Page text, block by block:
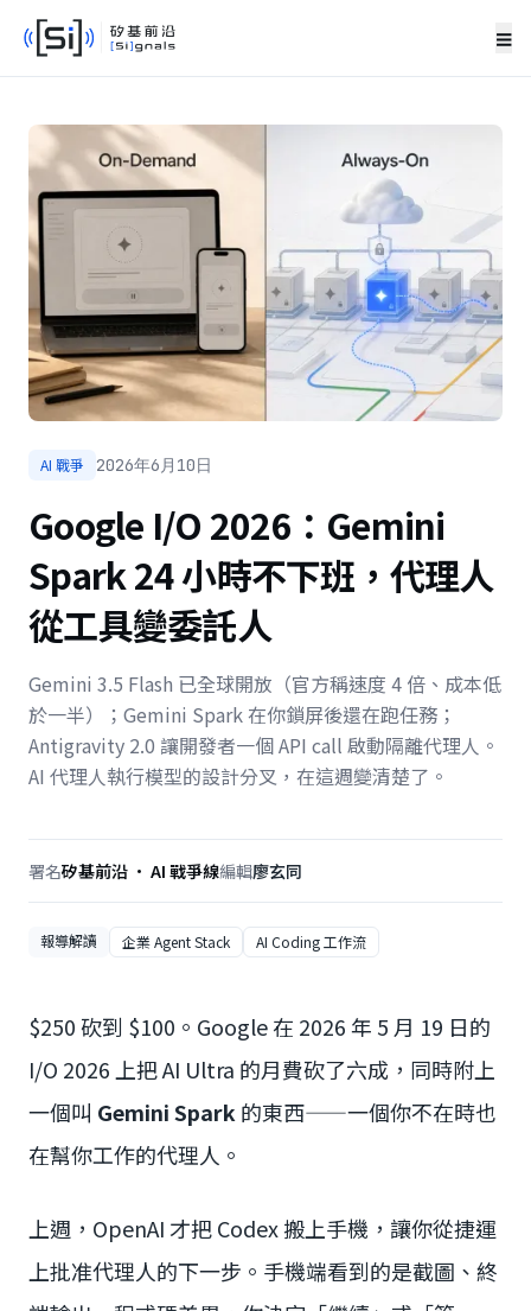
≡
AI 戰爭 2026年6月10日
Google I/O 2026：Gemini
Spark 24 小時不下班，代理人
從工具變委託人
Gemini 3.5 Flash 已全球開放（官方稱速度 4 倍、成本低
於一半）；Gemini Spark 在你鎖屏後還在跑任務；
Antigravity 2.0 讓開發者一個 API call 啟動隔離代理人。
AI 代理人執行模型的設計分叉，在這週變清楚了。
署名矽基前沿 · AI 戰爭線編輯廖玄同
報導解讀 企業 Agent Stack AI Coding 工作流
$250 砍到 $100。Google 在 2026 年 5 月 19 日的
I/O 2026 上把 AI Ultra 的月費砍了六成，同時附上
一個叫 Gemini Spark 的東西——一個你不在時也
在幫你工作的代理人。
上週，OpenAI 才把 Codex 搬上手機，讓你從捷運
上批准代理人的下一步。手機端看到的是截圖、終